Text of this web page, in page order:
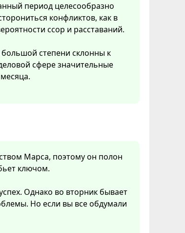
период целесообразно
конфликтов, как в
ссор и расставаний.
степени склонны к
сфере значительные
Марса, поэтому он полон
ключом.
Однако во вторник бывает
Но если вы все обдумали